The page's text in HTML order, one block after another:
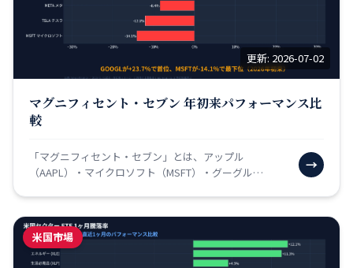
更新: 2026-07-02
マグニフィセント・セブン 年初来パフォーマンス比
較
「マグニフィセント・セブン」とは、アップル
（AAPL）・マイクロソフト（MSFT）・グーグル
→
米国市場